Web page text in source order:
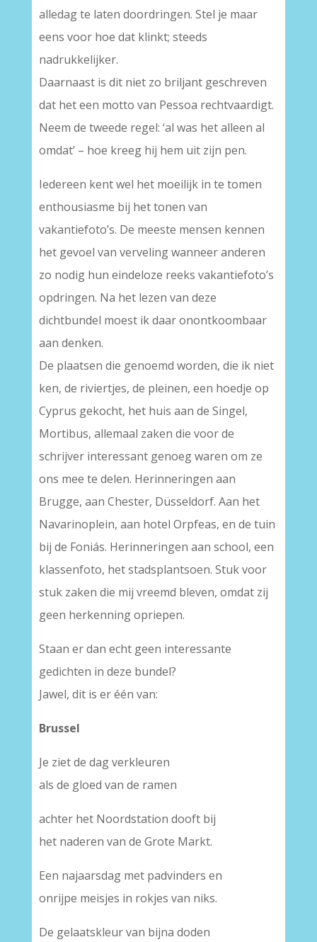
alledag te laten doordringen. Stel je maar
eens voor hoe dat klinkt; steeds
nadrukkelijker.
Daarnaast is dit niet zo briljant geschreven
dat het een motto van Pessoa rechtvaardigt.
Neem de tweede regel: ‘al was het alleen al
omdat’ – hoe kreeg hij hem uit zijn pen.
Iedereen kent wel het moeilijk in te tomen
enthousiasme bij het tonen van
vakantiefoto’s. De meeste mensen kennen
het gevoel van verveling wanneer anderen
zo nodig hun eindeloze reeks vakantiefoto’s
opdringen. Na het lezen van deze
dichtbundel moest ik daar onontkoombaar
aan denken.
De plaatsen die genoemd worden, die ik niet
ken, de riviertjes, de pleinen, een hoedje op
Cyprus gekocht, het huis aan de Singel,
Mortibus, allemaal zaken die voor de
schrijver interessant genoeg waren om ze
ons mee te delen. Herinneringen aan
Brugge, aan Chester, Düsseldorf. Aan het
Navarinoplein, aan hotel Orpfeas, en de tuin
bij de Foniás. Herinneringen aan school, een
klassenfoto, het stadsplantsoen. Stuk voor
stuk zaken die mij vreemd bleven, omdat zij
geen herkenning opriepen.
Staan er dan echt geen interessante
gedichten in deze bundel?
Jawel, dit is er één van:
Brussel
Je ziet de dag verkleuren
als de gloed van de ramen
achter het Noordstation dooft bij
het naderen van de Grote Markt.
Een najaarsdag met padvinders en
onrijpe meisjes in rokjes van niks.
De gelaatskleur van bijna doden